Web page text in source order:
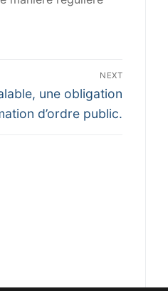
NEXT
une obligation
d’ordre public.